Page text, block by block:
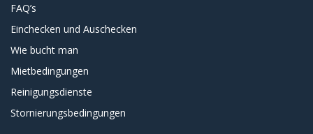
FAQ’s
Einchecken und Auschecken
Wie bucht man
Mietbedingungen
Reinigungsdienste
Stornierungsbedingungen